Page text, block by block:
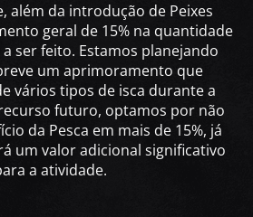
além da introdução de Peixes
geral de 15% na quantidade
ser feito. Estamos planejando
um aprimoramento que
vários tipos de isca durante a
futuro, optamos por não
da Pesca em mais de 15%, já
um valor adicional significativo
a atividade.